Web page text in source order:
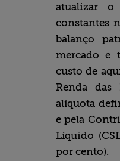
atualizar
constantes
balanço
mercado e
custo de
Renda das
alíquota
e pela
Líquido
por cento).